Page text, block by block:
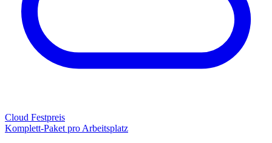
Cloud Festpreis
Komplett-Paket pro Arbeitsplatz